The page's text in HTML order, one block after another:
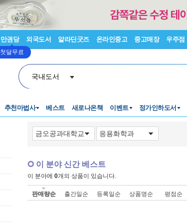
만권당
첫달무료
외국도서 알라딘굿즈 온라인중고 중고매장 우주점
국내도서
추천마법사 베스트 새로나온책 이벤트 정가인하도서
이 분야 신간 베스트
이 분야에 0개의 상품이 있습니다.
판매량순 출간일순 등록일순 상품명순 평점순